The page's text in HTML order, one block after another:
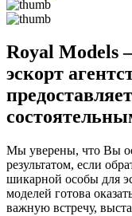
Royal Models
эскорт
Мы уверены, что Вы
результатом, если
шикарной особы для
моделей готова
важную встречу,